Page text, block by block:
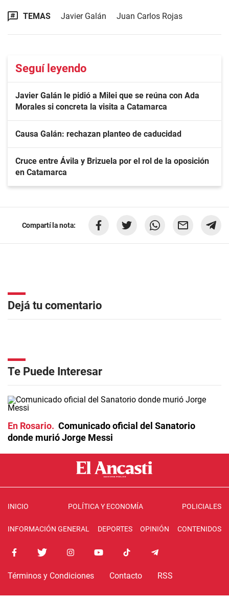
TEMAS Javier Galán Juan Carlos Rojas
Seguí leyendo
Javier Galán le pidió a Milei que se reúna con Ada
Morales si concreta la visita a Catamarca
Causa Galán: rechazan planteo de caducidad
Cruce entre Ávila y Brizuela por el rol de la oposición
en Catamarca
Compartí la nota:
Dejá tu comentario
Te Puede Interesar
En Rosario
Comunicado oficial del Sanatorio
donde murió Jorge Messi
INICIO POLÍTICA Y ECONOMÍA POLICIALES
INFORMACIÓN GENERAL DEPORTES OPINIÓN CONTENIDOS
Términos y Condiciones Contacto RSS